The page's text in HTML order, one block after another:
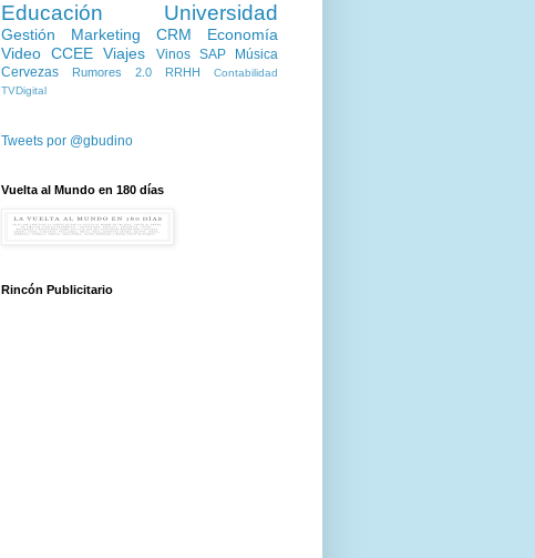
Educación
Universidad
Gestión Marketing CRM
Economía
Video CCEE Viajes Vinos SAP
Música
Cervezas
Rumores 2.0 RRHH
Contabilidad
TVDigital
Tweets por @gbudino
Vuelta al Mundo en 180 días
Rincón Publicitario